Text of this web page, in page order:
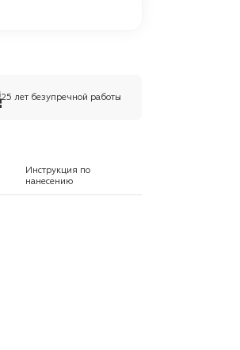
25 лет безупречной работы
Инструкция по
нанесению